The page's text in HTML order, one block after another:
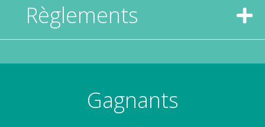
Règlements
Gagnants